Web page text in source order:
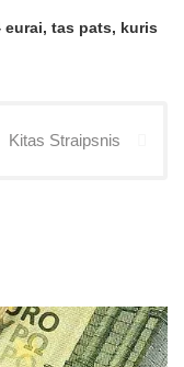
eurai, tas pats, kuris
Kitas Straipsnis